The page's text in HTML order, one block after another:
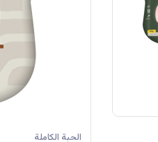
الحبة الكاملة
الحبة الكاملة